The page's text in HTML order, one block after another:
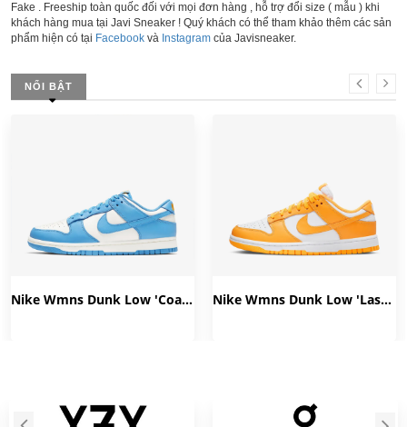
Fake . Freeship toàn quốc đối với mọi đơn hàng , hỗ trợ đổi size ( mẫu ) khi
khách hàng mua tại Javi Sneaker ! Quý khách có thể tham khảo thêm các sản
phẩm hiện có tại Facebook và Instagram của Javisneaker.
NỔI BẬT
Nike Wmns Dunk Low 'Coast' DD1503-100 Nike Wmns Dunk Low 'Laser Orange' DD1503-800